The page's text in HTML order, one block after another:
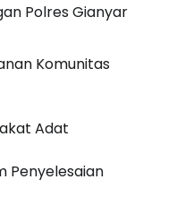
Polres Gianyar
Komunitas
Adat
Penyelesaian